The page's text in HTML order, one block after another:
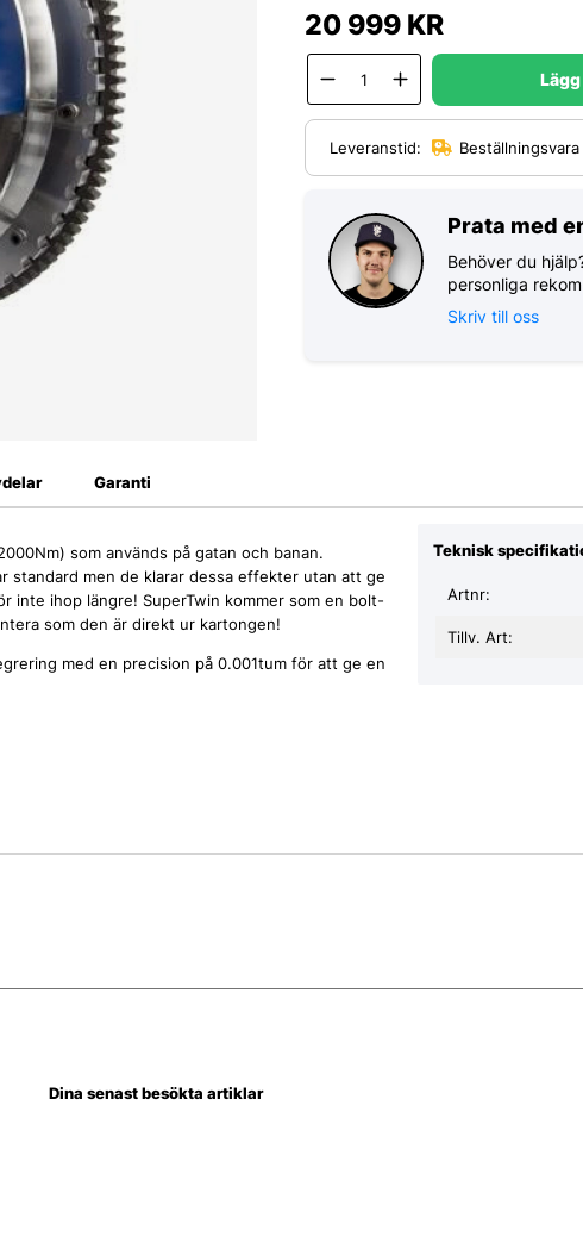
20 999 KR
Leveranstid: Beställningsvara
Prata med
Behöver du
personliga
Skriv till oss
som används på gatan och banan.
standard men de klarar dessa effekter utan att ge
inte ihop längre! SuperTwin kommer som en bolt-
som den är direkt ur kartongen!
med en precision på 0.001tum för att ge en
Teknisk
Tillv. Art:
Artnr:
Garanti
Dina senast besökta artiklar